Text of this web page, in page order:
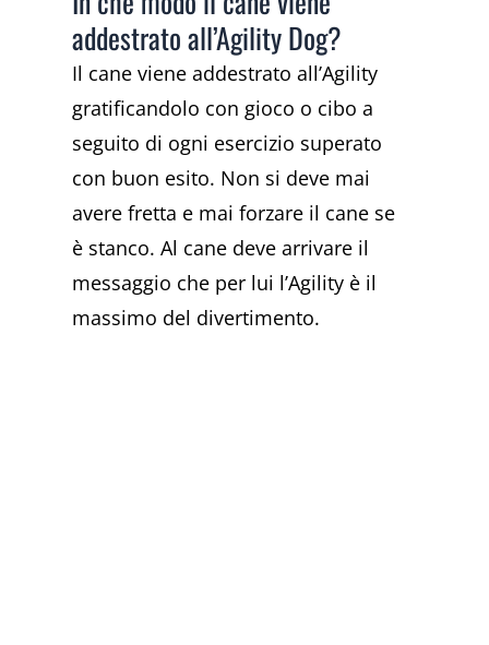
addestrato all’Agility Dog?
Il cane viene addestrato all’Agility
gratificandolo con gioco o cibo a
seguito di ogni esercizio superato
con buon esito. Non si deve mai
avere fretta e mai forzare il cane se
è stanco. Al cane deve arrivare il
messaggio che per lui l’Agility è il
massimo del divertimento.